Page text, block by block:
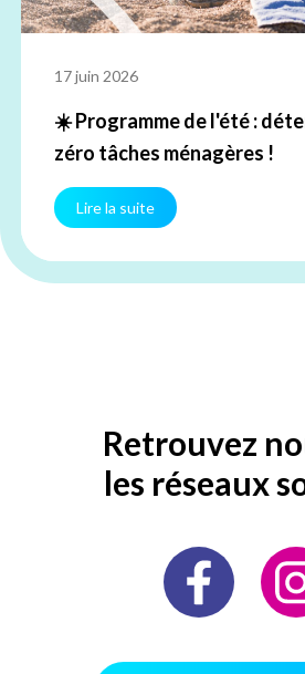
17 juin 2026
☀️ Programme de l'été :
zéro tâches ménagères !
Lire la suite
Retrouvez
les réseaux